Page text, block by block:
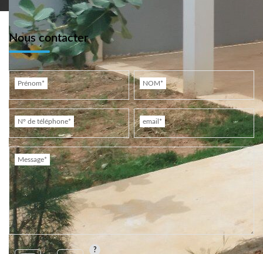
Nous contacter
Prénom* NOM*
N° de téléphone* email*
Message*